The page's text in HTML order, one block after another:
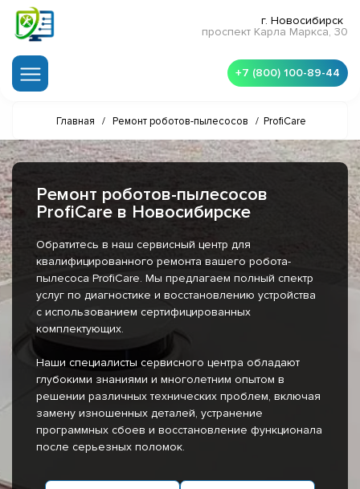
г. Новосибирск
проспект Карла Маркса, 30
+7 (800) 100-89-44
Главная / Ремонт роботов-пылесосов / ProfiCare
Ремонт роботов-пылесосов
ProfiCare в Новосибирске
Обратитесь в наш сервисный центр для
квалифицированного ремонта вашего робота-
пылесоса ProfiCare. Мы предлагаем полный спектр
услуг по диагностике и восстановлению устройства
с использованием сертифицированных
комплектующих.
Наши специалисты сервисного центра обладают
глубокими знаниями и многолетним опытом в
решении различных технических проблем, включая
замену изношенных деталей, устранение
программных сбоев и восстановление функционала
после серьезных поломок.